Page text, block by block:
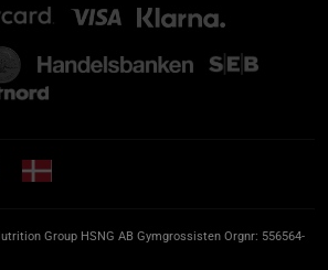
Group HSNG AB Gymgrossisten Orgnr: 556564-